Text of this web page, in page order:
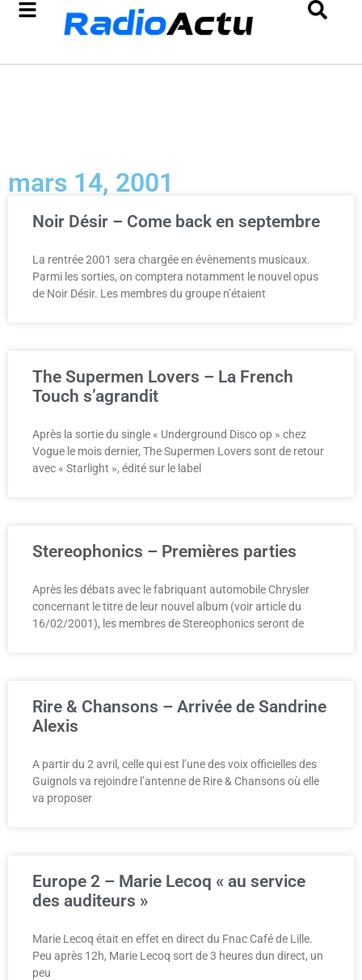
mars 14, 2001
Noir Désir – Come back en septembre
La rentrée 2001 sera chargée en évènements musicaux.
Parmi les sorties, on comptera notamment le nouvel opus
de Noir Désir. Les membres du groupe n’étaient
The Supermen Lovers – La French
Touch s’agrandit
Après la sortie du single « Underground Disco op » chez
Vogue le mois dernier, The Supermen Lovers sont de retour
avec « Starlight », édité sur le label
Stereophonics – Premières parties
Après les débats avec le fabriquant automobile Chrysler
concernant le titre de leur nouvel album (voir article du
16/02/2001), les membres de Stereophonics seront de
Rire & Chansons – Arrivée de Sandrine
Alexis
A partir du 2 avril, celle qui est l’une des voix officielles des
Guignols va rejoindre l’antenne de Rire & Chansons où elle
va proposer
Europe 2 – Marie Lecoq « au service
des auditeurs »
Marie Lecoq était en effet en direct du Fnac Café de Lille.
Peu après 12h, Marie Lecoq sort de 3 heures dun direct, un
peu